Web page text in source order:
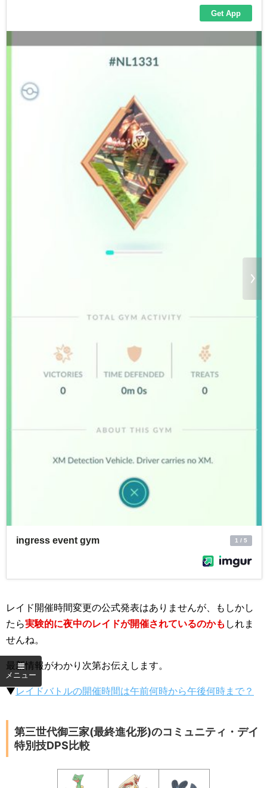
レイド開催時間変更の公式発表はありませんが、もしかし
たら実験的に夜中のレイドが開催されているのかも しれま
せんね。
最新情報がわかり次第お伝えします。
▼レイドバトルの開催時間は午前何時から午後何時まで？
第三世代御三家(最終進化形)のコミュニティ・デイ
特別技DPS比較